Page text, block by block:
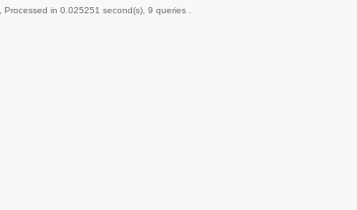
, Processed in 0.025251 second(s), 9 queries .